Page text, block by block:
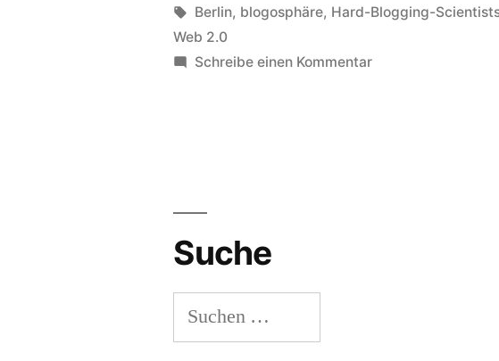
Blogosphäre
unter
von
in
Schlagwörter:
Berlin, blogosphäre, Hard-Blogging-
Web 2.0
Schreibe einen Kommentarzu
Suche
Suchen
nach: